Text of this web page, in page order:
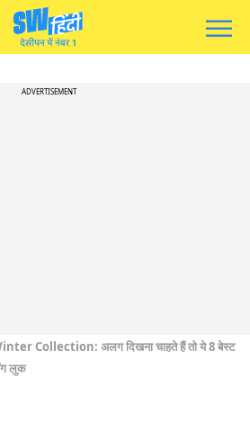
ADVERTISEMENT
Collection: अलग दिखना चाहते हैं तो ये 8 बेस्ट
लुक